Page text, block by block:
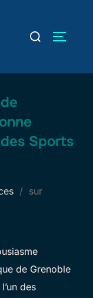
Rechercher :
Sports
surPublié
de Grenoble
des